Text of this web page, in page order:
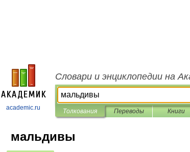
academic.ru
Словари и энциклопедии на
Толкования Переводы Книги
мальдивы